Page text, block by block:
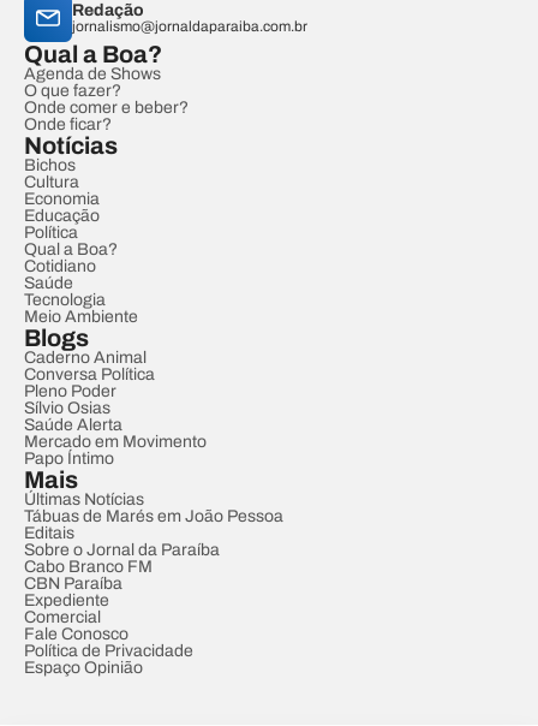
Redação
jornalismo@jornaldaparaiba.com.br
Qual a Boa?
Agenda de Shows
O que fazer?
Onde comer e beber?
Onde ficar?
Notícias
Bichos
Cultura
Economia
Educação
Política
Qual a Boa?
Cotidiano
Saúde
Tecnologia
Meio Ambiente
Blogs
Caderno Animal
Conversa Política
Pleno Poder
Sílvio Osias
Saúde Alerta
Mercado em Movimento
Papo Íntimo
Mais
Últimas Notícias
Tábuas de Marés em João Pessoa
Editais
Sobre o Jornal da Paraíba
Cabo Branco FM
CBN Paraíba
Expediente
Comercial
Fale Conosco
Política de Privacidade
Espaço Opinião